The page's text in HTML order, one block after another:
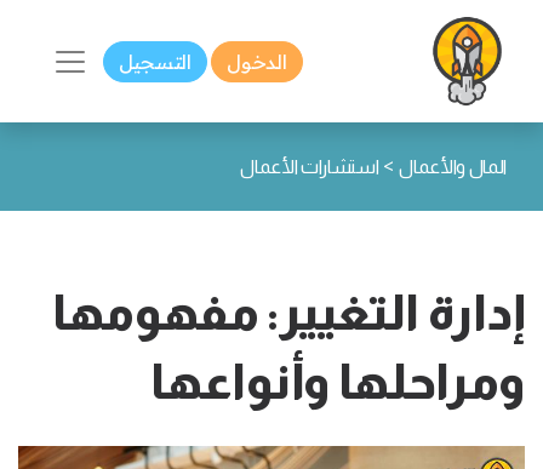
الدخول التسجيل
المال والأعمال > استشارات الأعمال
إدارة التغيير: مفهومها
ومراحلها وأنواعها